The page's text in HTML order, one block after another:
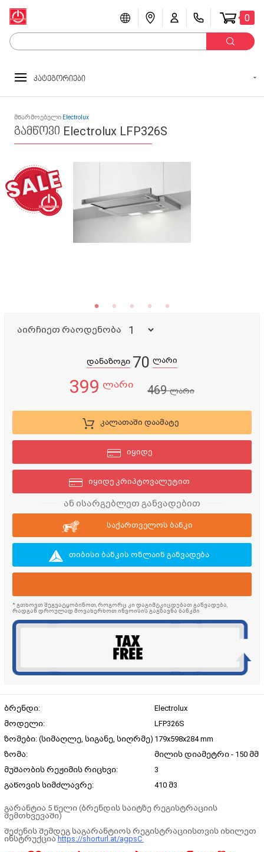
0
კატეგორიები
მწარმოებელი Electrolux
გამწოვი Electrolux LFP326S
აირჩიეთ რაოდენობა
დანაზოგი 70 ლარი
399 ლარი 469ლარი
კალათაში დაამატე
იყიდე
იყიდე კრიპტოვალუტით
ან ისარგებლეთ განვადებით
საქართველოს ბანკი
თიბისი ბანკის ონლაინ განვადება
* გთხოვთ შეგვატყობინოთ, როგორც კი დაგიმტკიცდებათ განვადება,
რადგან დროულად მოვახერხოთ ინვოისის გაგზავნა ბანკში
ბრენდი:
Electrolux
მოდელი:
LFP326S
ზომები: (სიმაღლე, სიგანე, სიღრმე) 179x598x284 mm
ზომა:
მილის დიამეტრი - 150 მმ
მუშაობის რეჟიმის რიცხვი:
3
გაწოვის სიმძლავრე:
410 მ3
გარანტია 5 წელი (ბრენდის საიტზე რეგისტრაციის
შემთხვევაში)
შეძენის შემდეგ საგარანტიოს რეგისტრაციისთვის იხილეთ
ინსტრუქციაhttps://shorturl.at/agpsC